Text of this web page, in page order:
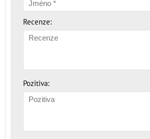
Recenze:
Pozitiva: